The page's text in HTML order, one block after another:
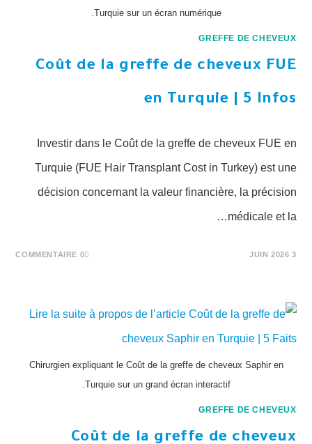
Turquie sur un écran numérique.
GREFFE DE CHEVEUX
Coût de la greffe de cheveux FUE
en Turquie | 5 Infos
Investir dans le Coût de la greffe de cheveux FUE en
Turquie (FUE Hair Transplant Cost in Turkey) est une
décision concernant la valeur financière, la précision
médicale et la…
0 COMMENTAIRE 3 JUIN 2026
Chirurgien expliquant le Coût de la greffe de cheveux Saphir en
Turquie sur un grand écran interactif.
GREFFE DE CHEVEUX
Coût de la greffe de cheveux